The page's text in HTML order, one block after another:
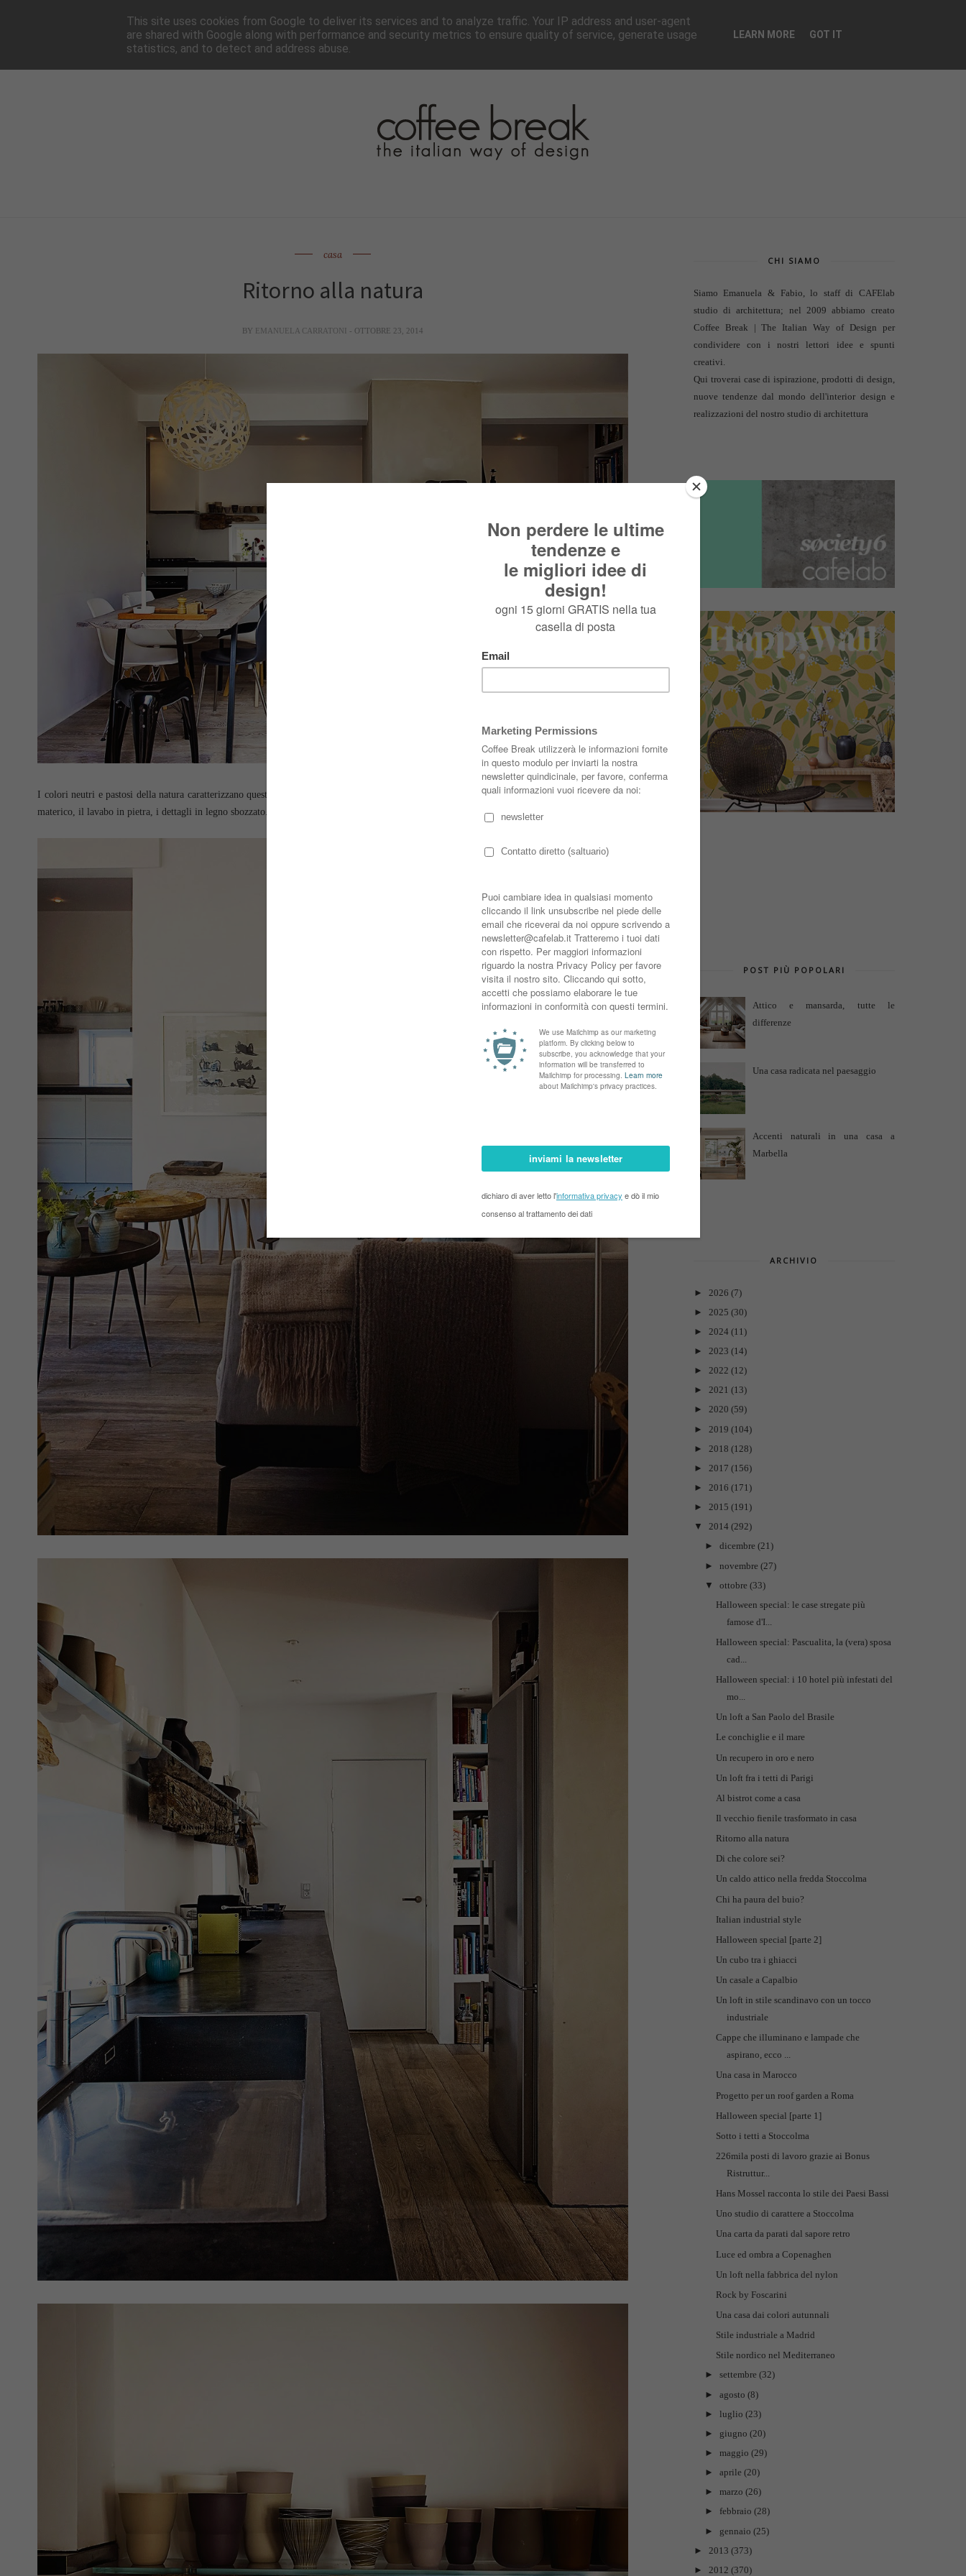
HOME NEWSLETTER CHI SIAMO▼ PAGINE▼ COLLABORA PRESS CONTATTI
casa
Ritorno alla natura
BY EMANUELA CARRATONI - OTTOBRE 23, 2014
I colori neutri e pastosi della natura caratterizzano questa abitazione a Copenaghen; in più, l'utilizzo di materiali quali il parquet grezzo e molto
materico, il lavabo in pietra, i dettagli in legno sbozzato.
CHI SIAMO
Siamo Emanuela & Fabio, lo staff di CAFElab
studio di architettura; nel 2009 abbiamo creato
Coffee Break | The Italian Way of Design per
condividere con i nostri lettori idee e spunti
creativi.
Qui troverai case di ispirazione, prodotti di design,
nuove tendenze dal mondo dell'interior design e
realizzazioni del nostro studio di architettura
POST PIÙ POPOLARI
Attico e mansarda, tutte le
differenze
Una casa radicata nel paesaggio
Accenti naturali in una casa a
Marbella
ARCHIVIO
► 2026 (7)
► 2025 (30)
► 2024 (11)
► 2023 (14)
► 2022 (12)
► 2021 (13)
► 2020 (59)
► 2019 (104)
► 2018 (128)
► 2017 (156)
► 2016 (171)
► 2015 (191)
▼
2014 (292)
► dicembre (21)
► novembre (27)
▼
ottobre (33)
Halloween special: le case stregate più
famose d'I...
Halloween special: Pascualita, la (vera) sposa
cad...
Halloween special: i 10 hotel più infestati del
mo...
Un loft a San Paolo del Brasile
Le conchiglie e il mare
Un recupero in oro e nero
Un loft fra i tetti di Parigi
Al bistrot come a casa
Il vecchio fienile trasformato in casa
Ritorno alla natura
Di che colore sei?
Un caldo attico nella fredda Stoccolma
Chi ha paura del buio?
Italian industrial style
Halloween special [parte 2]
Un cubo tra i ghiacci
Un casale a Capalbio
Un loft in stile scandinavo con un tocco
industriale
Cappe che illuminano e lampade che
aspirano, ecco ...
Una casa in Marocco
Progetto per un roof garden a Roma
Halloween special [parte 1]
Sotto i tetti a Stoccolma
226mila posti di lavoro grazie ai Bonus
Ristruttur...
Hans Mossel racconta lo stile dei Paesi Bassi
Uno studio di carattere a Stoccolma
Una carta da parati dal sapore retro
Luce ed ombra a Copenaghen
Un loft nella fabbrica del nylon
Rock by Foscarini
Una casa dai colori autunnali
Stile industriale a Madrid
Stile nordico nel Mediterraneo
► settembre (32)
► agosto (8)
► luglio (23)
► giugno (20)
► maggio (29)
► aprile (20)
► marzo (26)
► febbraio (28)
► gennaio (25)
► 2013 (373)
► 2012 (370)
This site uses cookies from Google to deliver its services and to analyze traffic. Your IP address and user-agent
are shared with Google along with performance and security metrics to ensure quality of service, generate usage
statistics, and to detect and address abuse.
LEARN MORE GOT IT